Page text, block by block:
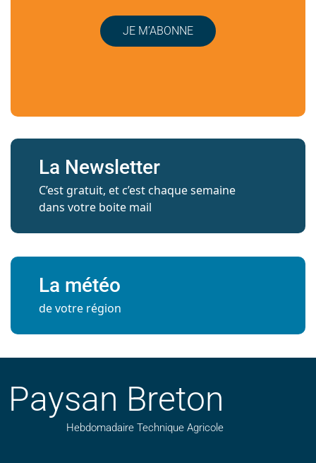
JE M’ABONNE
La Newsletter
C’est gratuit, et c’est chaque semaine
dans votre boite mail
La météo
de votre région
Paysan Breton
Hebdomadaire Technique Agricole